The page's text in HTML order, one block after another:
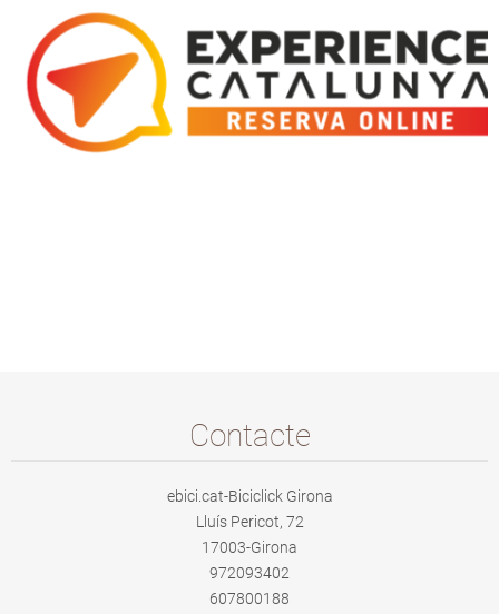
Contacte
ebici.cat-Biciclick Girona
Lluís Pericot, 72
17003-Girona
972093402
607800188